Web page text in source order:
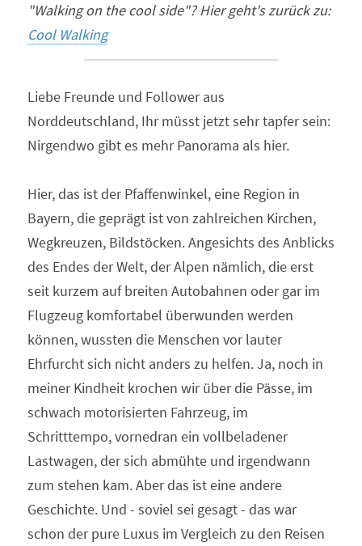
"Walking on the cool side"? Hier geht's zurück zu:
Cool Walking
Liebe Freunde und Follower aus
Norddeutschland, Ihr müsst jetzt sehr tapfer sein:
Nirgendwo gibt es mehr Panorama als hier.
Hier, das ist der Pfaffenwinkel, eine Region in
Bayern, die geprägt ist von zahlreichen Kirchen,
Wegkreuzen, Bildstöcken. Angesichts des Anblicks
des Endes der Welt, der Alpen nämlich, die erst
seit kurzem auf breiten Autobahnen oder gar im
Flugzeug komfortabel überwunden werden
können, wussten die Menschen vor lauter
Ehrfurcht sich nicht anders zu helfen. Ja, noch in
meiner Kindheit krochen wir über die Pässe, im
schwach motorisierten Fahrzeug, im
Schritttempo, vornedran ein vollbeladener
Lastwagen, der sich abmühte und irgendwann
zum stehen kam. Aber das ist eine andere
Geschichte. Und - soviel sei gesagt - das war
schon der pure Luxus im Vergleich zu den Reisen